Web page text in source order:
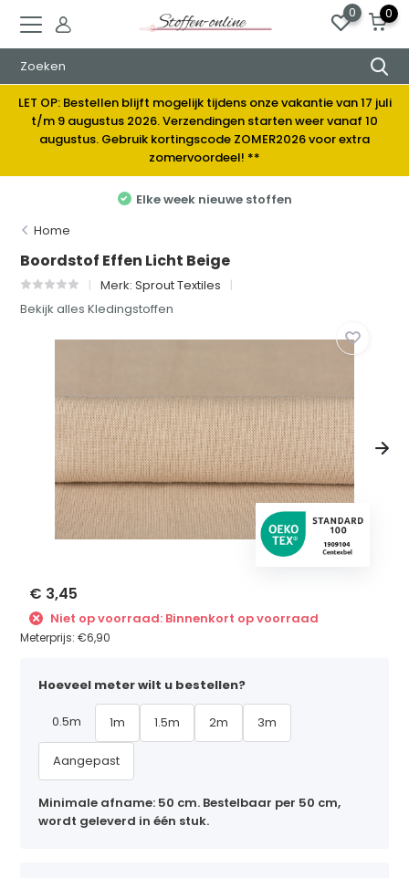
0 0
LET OP: Bestellen blijft mogelijk tijdens onze vakantie van 17 juli
t/m 9 augustus 2026. Verzendingen starten weer vanaf 10
augustus. Gebruik kortingscode ZOMER2026 voor extra
zomervoordeel! **
Elke week nieuwe stoffen
Home
Boordstof Effen Licht Beige
Merk:Sprout Textiles
Bekijk alles Kledingstoffen
€ 3,45
Niet op voorraad: Binnenkort op voorraad
Meterprijs:€6,90
Hoeveel meter wilt u bestellen?
0.5m 1m 1.5m 2m 3m
Aangepast
Minimale afname: 50 cm. Bestelbaar per 50 cm,
wordt geleverd in één stuk.